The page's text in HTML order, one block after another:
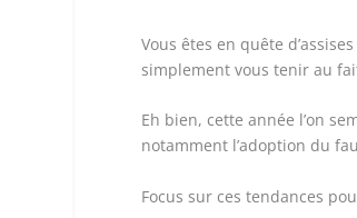
Vous êtes en quête
simplement vous tenir au
Eh bien, cette année l’on
notamment l’adoption du
Focus sur ces tendances